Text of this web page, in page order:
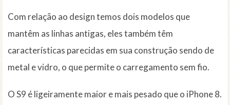
Com relação ao design temos dois modelos que
mantêm as linhas antigas, eles também têm
características parecidas em sua construção sendo de
metal e vidro, o que permite o carregamento sem fio.
O S9 é ligeiramente maior e mais pesado que o iPhone 8.